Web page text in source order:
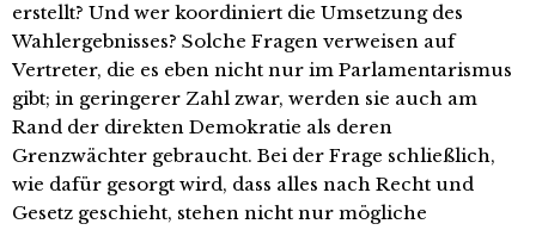
erstellt? Und wer koordiniert die Umsetzung des
Wahlergebnisses? Solche Fragen verweisen auf
Vertreter, die es eben nicht nur im Parlamentarismus
gibt; in geringerer Zahl zwar, werden sie auch am
Rand der direkten Demokratie als deren
Grenzwächter gebraucht. Bei der Frage schließlich,
wie dafür gesorgt wird, dass alles nach Recht und
Gesetz geschieht, stehen nicht nur mögliche